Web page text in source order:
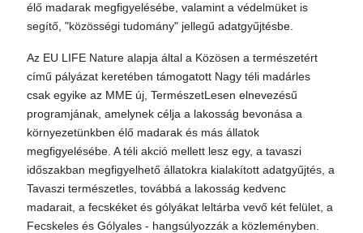
élő madarak megfigyelésébe, valamint a védelmüket is
segítő, "közösségi tudomány" jellegű adatgyűjtésbe.
Az EU LIFE Nature alapja által a Közösen a természetért
című pályázat keretében támogatott Nagy téli madárles
csak egyike az MME új, TermészetLesen elnevezésű
programjának, amelynek célja a lakosság bevonása a
környezetünkben élő madarak és más állatok
megfigyelésébe. A téli akció mellett lesz egy, a tavaszi
időszakban megfigyelhető állatokra kialakított adatgyűjtés, a
Tavaszi természetles, továbbá a lakosság kedvenc
madarait, a fecskéket és gólyákat leltárba vevő két felület, a
Fecskeles és Gólyales - hangsúlyozzák a közleményben.